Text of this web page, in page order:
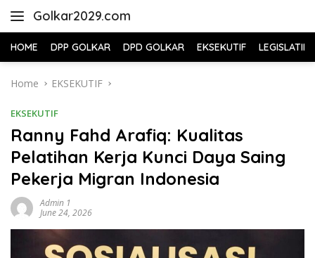
Golkar2029.com
HOME DPP GOLKAR DPD GOLKAR EKSEKUTIF LEGISLATIF
Home EKSEKUTIF
EKSEKUTIF
Ranny Fahd Arafiq: Kualitas
Pelatihan Kerja Kunci Daya Saing
Pekerja Migran Indonesia
Admin 1
June 24, 2026